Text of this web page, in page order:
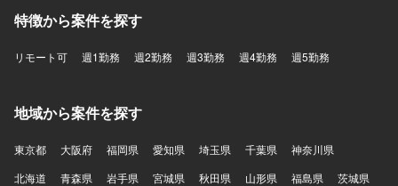
特徴から案件を探す
リモート可 週1勤務 週2勤務 週3勤務 週4勤務 週5勤務
地域から案件を探す
東京都 大阪府 福岡県 愛知県 埼玉県 千葉県
神奈川県
北海道
青森県 岩手県 宮城県 秋田県 山形県 福島県
茨城県